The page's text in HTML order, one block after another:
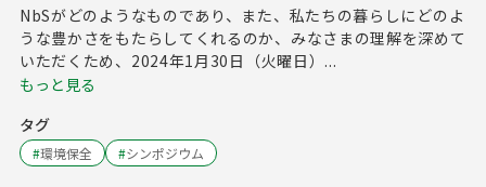
NbSがどのようなものであり、また、私たちの暮らしにどのよ
うな豊かさをもたらしてくれるのか、みなさまの理解を深めて
いただくため、2024年1月30日（火曜日）...
もっと見る
タグ
#環境保全 #シンポジウム